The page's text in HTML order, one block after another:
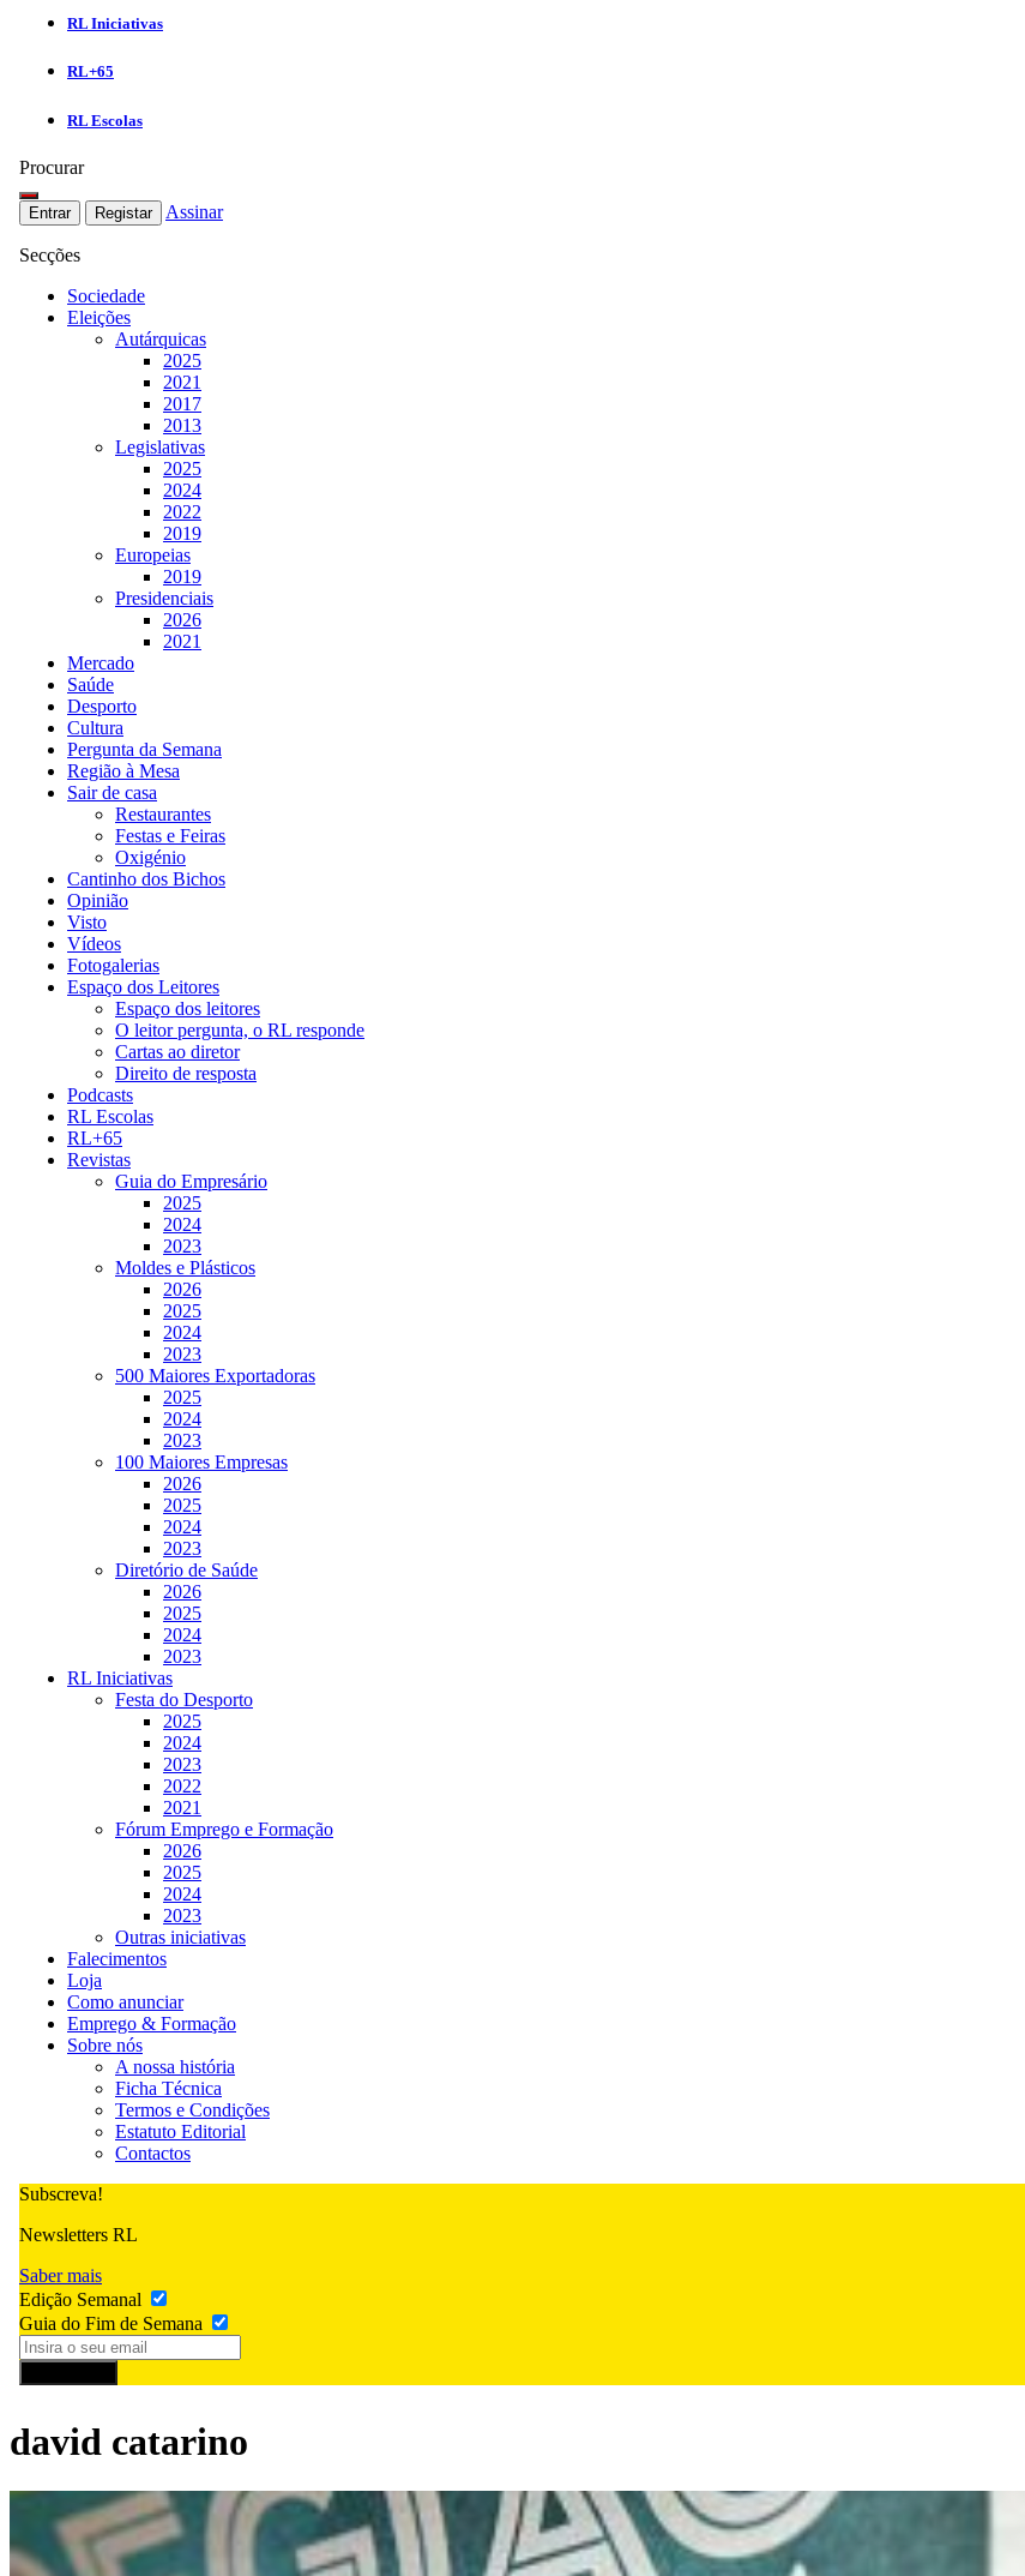
RL Iniciativas
RL+65
RL Escolas
Procurar
Entrar Registar Assinar
Secções
Sociedade
Eleições
Autárquicas
2025
2021
2017
2013
Legislativas
2025
2024
2022
2019
Europeias
2019
Presidenciais
2026
2021
Mercado
Saúde
Desporto
Cultura
Pergunta da Semana
Região à Mesa
Sair de casa
Restaurantes
Festas e Feiras
Oxigénio
Cantinho dos Bichos
Opinião
Visto
Vídeos
Fotogalerias
Espaço dos Leitores
Espaço dos leitores
O leitor pergunta, o RL responde
Cartas ao diretor
Direito de resposta
Podcasts
RL Escolas
RL+65
Revistas
Guia do Empresário
2025
2024
2023
Moldes e Plásticos
2026
2025
2024
2023
500 Maiores Exportadoras
2025
2024
2023
100 Maiores Empresas
2026
2025
2024
2023
Diretório de Saúde
2026
2025
2024
2023
RL Iniciativas
Festa do Desporto
2025
2024
2023
2022
2021
Fórum Emprego e Formação
2026
2025
2024
2023
Outras iniciativas
Falecimentos
Loja
Como anunciar
Emprego & Formação
Sobre nós
A nossa história
Ficha Técnica
Termos e Condições
Estatuto Editorial
Contactos
Subscreva!
Newsletters RL
Saber mais
Edição Semanal
Guia do Fim de Semana
david catarino